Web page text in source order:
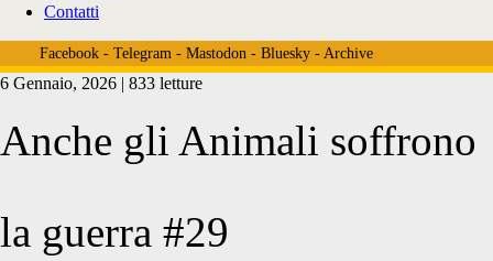
Contatti
Facebook- Telegram- Mastodon- Bluesky- Archive
6 Gennaio, 2026 | 833 letture
Anche gli Animali soffrono
la guerra #29